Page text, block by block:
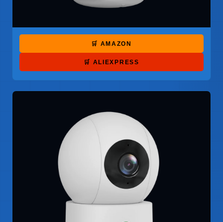
🛒 AMAZON
🛒 ALIEXPRESS